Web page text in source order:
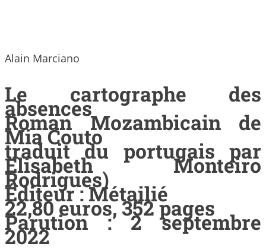
Alain Marciano
Le cartographe des
absences
Roman Mozambicain de
Mia Couto
traduit du portugais par
Elisabeth Monteiro
Rodrigues)
Éditeur : Métailié
22,80 euros, 352 pages
Parution : 2 septembre
2022